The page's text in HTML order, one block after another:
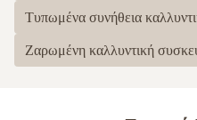
Τυπωμένα συνήθεια
Ζαρωμένη καλλυντική